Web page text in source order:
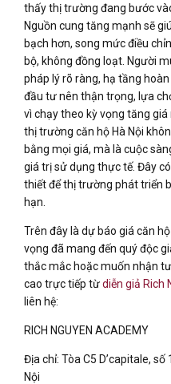
thấy thị trường đang bước
Nguồn cung tăng mạnh sẽ
bạch hơn, song mức điều
bộ, không đồng loạt. Người
pháp lý rõ ràng, hạ tầng
đầu tư nên thận trọng, lựa
vì chạy theo kỳ vọng tăng
thị trường căn hộ Hà Nội
bằng mọi giá, mà là cuộc
giá trị sử dụng thực tế. Đây
thiết để thị trường phát triển
hạn.
Trên đây là dự báo giá căn
vọng đã mang đến quý độc
thắc mắc hoặc muốn nhận
cao trực tiếp từdiễn giả Rich
liên hệ:
RICH NGUYEN ACADEMY
Địa chỉ: Tòa C5 D’capitale, số
Nội